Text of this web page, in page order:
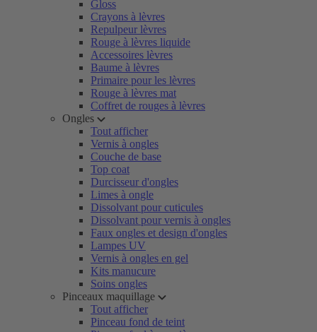
Gloss
Crayons à lèvres
Repulpeur lèvres
Rouge à lèvres liquide
Accessoires lèvres
Baume à lèvres
Primaire pour les lèvres
Rouge à lèvres mat
Coffret de rouges à lèvres
Ongles
Tout afficher
Vernis à ongles
Couche de base
Top coat
Durcisseur d'ongles
Limes à ongle
Dissolvant pour cuticules
Dissolvant pour vernis à ongles
Faux ongles et design d'ongles
Lampes UV
Vernis à ongles en gel
Kits manucure
Soins ongles
Pinceaux maquillage
Tout afficher
Pinceau fond de teint